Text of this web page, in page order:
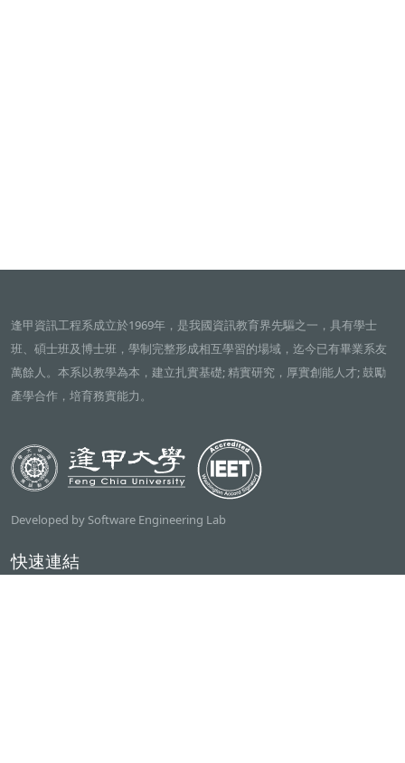
逢甲資訊工程系成立於1969年，是我國資訊教育界先驅之一，具有學士
班、碩士班及博士班，學制完整形成相互學習的場域，迄今已有畢業系友
萬餘人。本系以教學為本，建立扎實基礎; 精實研究，厚實創能人才; 鼓勵
產學合作，培育務實能力。
Developed by Software Engineering Lab
快速連結